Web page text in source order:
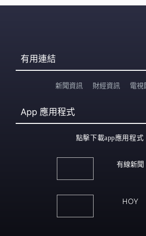
有用連結
新聞資訊 財經資訊 電視
App 應用程式
點擊下載app應用程式
有線新聞
HOY